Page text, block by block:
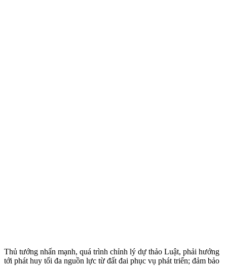
Thủ tướng nhấn mạnh, quá trình chỉnh lý dự thảo Luật, phải hướng
tới phát huy tối đa nguồn lực từ đất đai phục vụ phát triển; đảm bảo